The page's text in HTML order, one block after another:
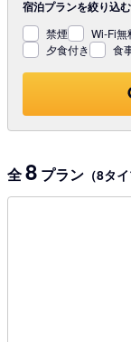
宿泊プランを絞り込む
禁煙 Wi-Fi無
夕食付き
食
全8 プラン （8タ